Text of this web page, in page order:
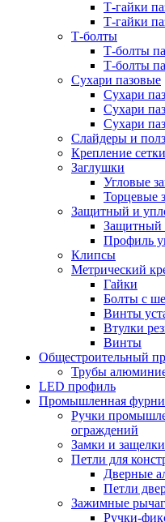
Т-гайки
Т-гайки
Т-болты
Т-болты
Т-болты
Сухари пазовые
Сухари
Сухари
Сухари
Слайдеры и
Крепление сетки
Заглушки
Угловые
Торцевые
Защитный и
Защитный
Профиль
Клипсы
Метрический
Гайки
Болты с
Винты
Втулки
Винты
Общестроительный
Трубы
LED профиль
Промышленная
Ручки
ограждений
Замки и
Петли для
Дверные
Петли
Зажимные
Ручки-